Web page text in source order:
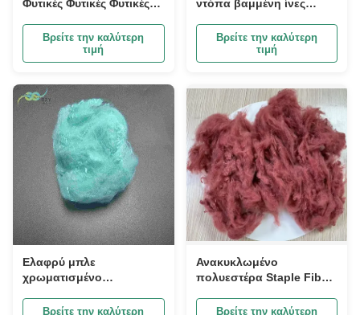
Φυτικές Φυτικές Φυτικές
Φυτικές
Βρείτε την καλύτερη
τιμή
ντόπα βαμμένη ίνες
πολυεστέρα Staple ίνες
Βρείτε την καλύτερη
τιμή
Ελαφρύ μπλε
χρωματισμένο
2.5D Regenerated PSF
Βρείτε την καλύτερη
Ανακυκλωμένο
πολυεστέρα Staple Fiber
βαμμένο κόκκινο
Βρείτε την καλύτερη